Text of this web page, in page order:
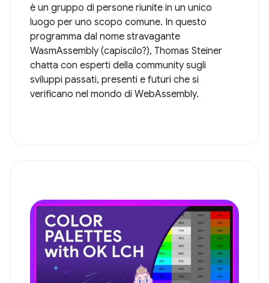
è un gruppo di persone riunite in un unico
luogo per uno scopo comune. In questo
programma dal nome stravagante
WasmAssembly (capiscilo?), Thomas Steiner
chatta con esperti della community sugli
sviluppi passati, presenti e futuri che si
verificano nel mondo di WebAssembly.